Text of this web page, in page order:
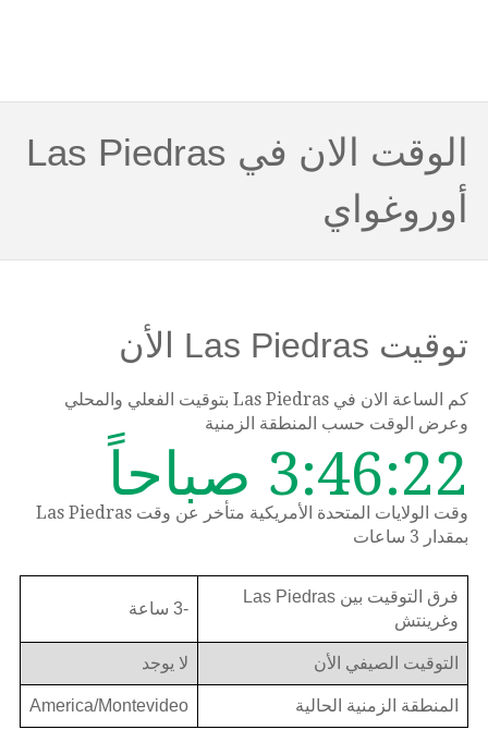
الوقت الان في Las Piedras
أوروغواي
توقيت Las Piedras الأن
كم الساعة الان في Las Piedras بتوقيت الفعلي والمحلي
وعرض الوقت حسب المنطقة الزمنية
3:46:22 صباحاً
وقت الولايات المتحدة الأمريكية متأخر عن وقت Las Piedras
بمقدار 3 ساعات
فرق التوقيت بين Las Piedras
وغرينتش
-3 ساعة
التوقيت الصيفي الأن لا يوجد
المنطقة الزمنية الحالية America/Montevideo